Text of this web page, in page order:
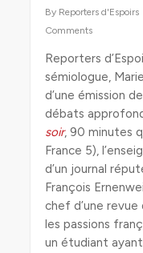
By Reporters d'Espoirs
Comments
Reporters
sémiologue,
d’une émission
débats
soir, 90 minutes
France 5),
d’un journal
François
chef d’une
les passions
un étudiant